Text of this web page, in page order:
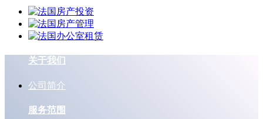
关于我们
公司简介
服务范围